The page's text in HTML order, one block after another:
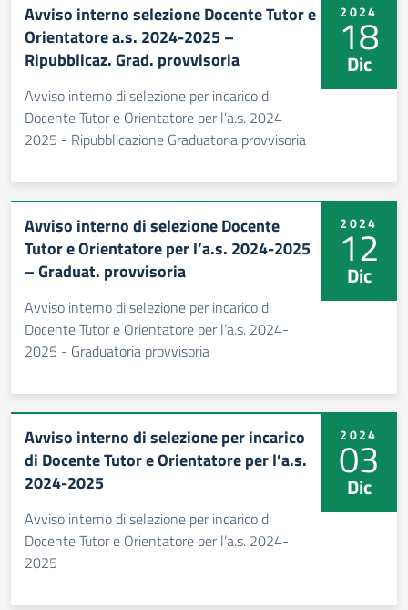
2024
18
Dic
Avviso interno selezione Docente Tutor e
Orientatore a.s. 2024-2025 –
Ripubblicaz. Grad. provvisoria
Avviso interno di selezione per incarico di
Docente Tutor e Orientatore per l’a.s. 2024-
2025 - Ripubblicazione Graduatoria provvisoria
2024
12
Dic
Avviso interno di selezione Docente
Tutor e Orientatore per l’a.s. 2024-2025
– Graduat. provvisoria
Avviso interno di selezione per incarico di
Docente Tutor e Orientatore per l’a.s. 2024-
2025 - Graduatoria provvisoria
2024
03
Dic
Avviso interno di selezione per incarico
di Docente Tutor e Orientatore per l’a.s.
2024-2025
Avviso interno di selezione per incarico di
Docente Tutor e Orientatore per l’a.s. 2024-
2025